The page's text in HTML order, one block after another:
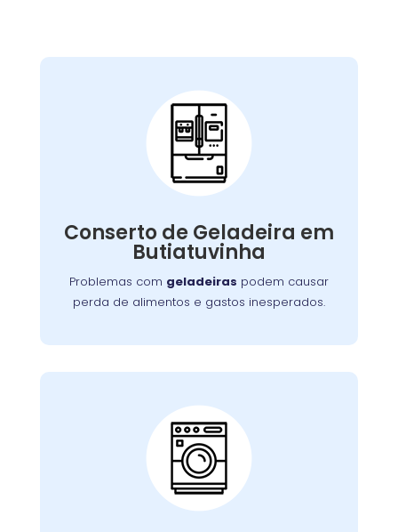
Conserto de Geladeira em
Butiatuvinha
Problemas com geladeiras podem causar
perda de alimentos e gastos inesperados.
Conserto de
Galadeira:
Nossos especialistas estão prontos para
ou componentes elétricos, garantindo a
conservação adequada dos alimentos.
Conserto de Lava e
Seca:
Nossa equipe está preparada para resolver